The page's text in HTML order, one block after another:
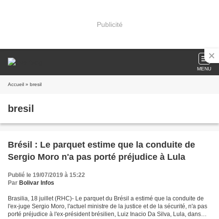
Publicité
MENU
Accueil » bresil
bresil
Brésil : Le parquet estime que la conduite de
Sergio Moro n'a pas porté préjudice à Lula
Publié le 19/07/2019 à 15:22
Par Bolivar Infos
Brasilia, 18 juillet (RHC)- Le parquet du Brésil a estimé que la conduite de
l'ex-juge Sergio Moro, l'actuel ministre de la justice et de la sécurité, n'a pas
porté préjudice à l'ex-président brésilien, Luiz Inacio Da Silva, Lula, dans